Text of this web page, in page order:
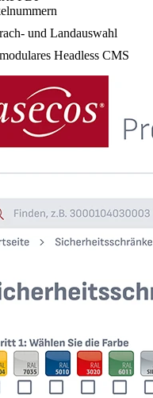
und Landauswahl
Headless CMS